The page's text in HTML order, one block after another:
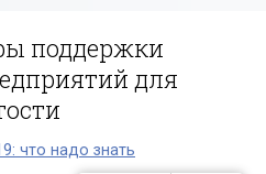
поддержки
для
что надо знать